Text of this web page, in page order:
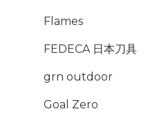
Flames
FEDECA 日本刀具
grn outdoor
Goal Zero